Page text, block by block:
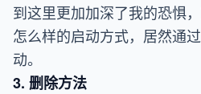
到这里更加加深了我的恐惧
怎么样的启动方式，居然通
动。
3. 删除方法